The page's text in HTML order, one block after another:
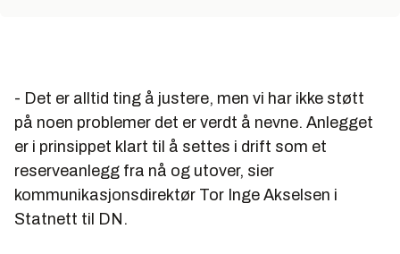
- Det er alltid ting å justere, men vi har ikke støtt
på noen problemer det er verdt å nevne. Anlegget
er i prinsippet klart til å settes i drift som et
reserveanlegg fra nå og utover, sier
kommunikasjonsdirektør Tor Inge Akselsen i
Statnett til DN.